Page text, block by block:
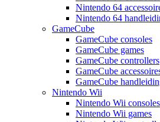
Nintendo 64
Nintendo 64
GameCube
GameCube consoles
GameCube games
GameCube controllers
GameCube
GameCube
Nintendo Wii
Nintendo Wii consoles
Nintendo Wii games